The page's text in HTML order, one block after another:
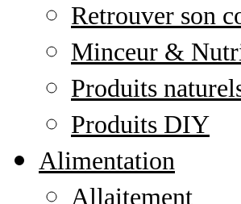
Retrouver son
Minceur &
Produits
Produits DIY
Alimentation
Allaitement